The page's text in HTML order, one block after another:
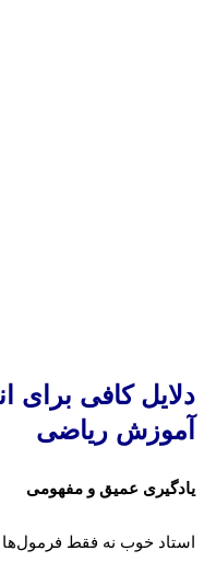
دلایل کافی برای
آموزش ریاضی
یادگیری عمیق و مفهومی
استاد خوب نه فقط فرمول‌ها